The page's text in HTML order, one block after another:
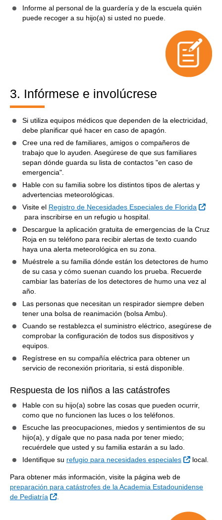
Informe al personal de la guardería y de la escuela quién
puede recoger a su hijo(a) si usted no puede.
3. Infórmese e involúcrese
Si utiliza equipos médicos que dependen de la electricidad,
debe planificar qué hacer en caso de apagón.
Cree una red de familiares, amigos o compañeros de
trabajo que lo ayuden. Asegúrese de que sus familiares
sepan dónde guarda su lista de contactos "en caso de
emergencia".
Hable con su familia sobre los distintos tipos de alertas y
advertencias meteorológicas.
Visite el Registro de Necesidades Especiales de Florida
Sitio Externo
para inscribirse en un refugio u hospital.
Descargue la aplicación gratuita de emergencias de la Cruz
Roja en su teléfono para recibir alertas de texto cuando
haya una alerta meteorológica en su zona.
Muéstrele a su familia dónde están los detectores de humo
de su casa y cómo suenan cuando los prueba. Recuerde
cambiar las baterías de los detectores de humo una vez al
año.
Las personas que necesitan un respirador siempre deben
tener una bolsa de reanimación (bolsa Ambu).
Cuando se restablezca el suministro eléctrico, asegúrese de
comprobar la configuración de todos sus dispositivos y
equipos.
Regístrese en su compañía eléctrica para obtener un
servicio de reconexión prioritaria, si está disponible.
Respuesta de los niños a las catástrofes
Hable con su hijo(a) sobre las cosas que pueden ocurrir,
como que no funcionen las luces o los teléfonos.
Escuche las preocupaciones, miedos y sentimientos de su
hijo(a), y dígale que no pasa nada por tener miedo;
recuérdele que usted y su familia estarán a su lado.
Identifique su refugio para necesidades especiales Sitio
local.
Para obtener más información, visite la página web de
preparación para catástrofes de la Academia Estadounidense
de Pediatría
Sitio Externo